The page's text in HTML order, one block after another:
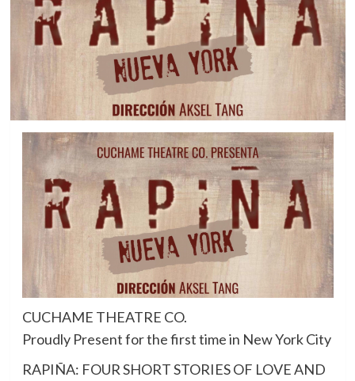
CUCHAME THEATRE CO.
Proudly Present for the first time in New York City
RAPIÑA: FOUR SHORT STORIES OF LOVE AND